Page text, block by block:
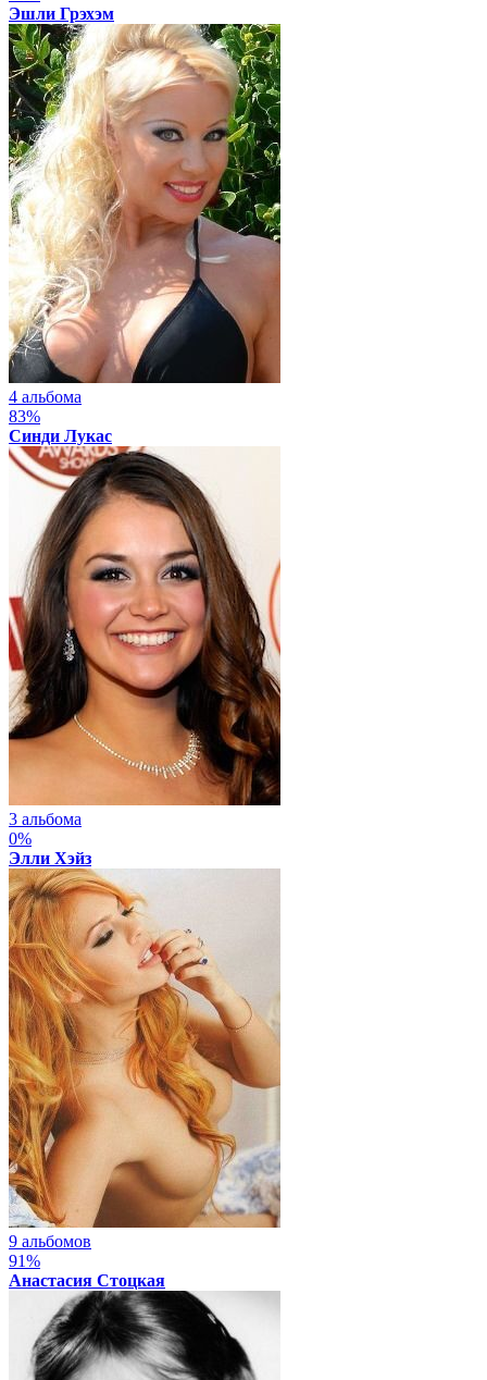
Эшли Грэхэм
4 альбома
83%
Синди Лукас
3 альбома
0%
Элли Хэйз
9 альбомов
91%
Анастасия Стоцкая